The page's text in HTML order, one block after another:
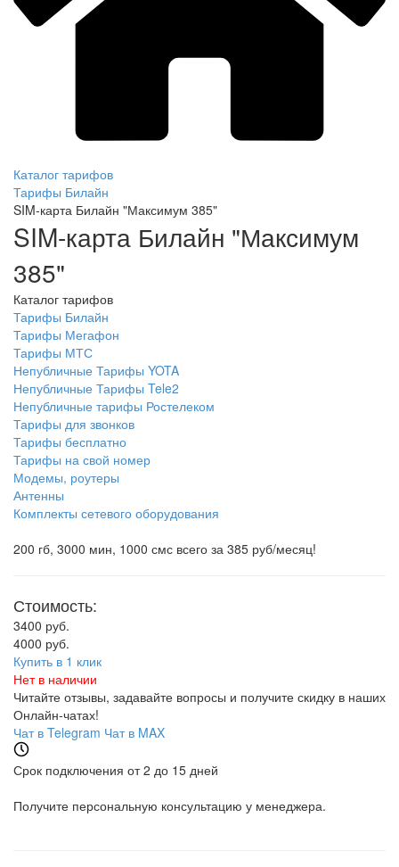
Каталог тарифов
Тарифы Билайн
SIM-карта Билайн "Максимум 385"
SIM-карта Билайн "Максимум
385"
Каталог тарифов
Тарифы Билайн
Тарифы Мегафон
Тарифы МТС
Непубличные Тарифы YOTA
Непубличные Тарифы Tele2
Непубличные тарифы Ростелеком
Тарифы для звонков
Тарифы бесплатно
Тарифы на свой номер
Модемы, роутеры
Антенны
Комплекты сетевого оборудования
200 гб, 3000 мин, 1000 смс всего за 385 руб/месяц!
Стоимость:
3400 руб.
4000 руб.
Купить в 1 клик
Нет в наличии
Читайте отзывы, задавайте вопросы и получите скидку в наших
Онлайн-чатах!
Чат в Telegram Чат в MAX
Срок подключения от 2 до 15 дней
Получите персональную консультацию у менеджера.